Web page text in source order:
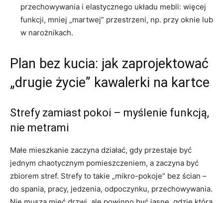
przechowywania i elastycznego układu mebli: więcej
funkcji, mniej „martwej” przestrzeni, np. przy oknie lub
w narożnikach.
Plan bez kucia: jak zaprojektować
„drugie życie” kawalerki na kartce
Strefy zamiast pokoi – myślenie funkcją,
nie metrami
Małe mieszkanie zaczyna działać, gdy przestaje być
jednym chaotycznym pomieszczeniem, a zaczyna być
zbiorem stref. Strefy to takie „mikro-pokoje” bez ścian –
do spania, pracy, jedzenia, odpoczynku, przechowywania.